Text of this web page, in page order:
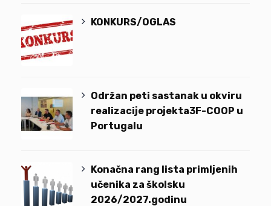
KONKURS/OGLAS
Održan peti sastanak u okviru
realizacije projekta3F-COOP u
Portugalu
Konačna rang lista primljenih
učenika za školsku
2026/2027.godinu